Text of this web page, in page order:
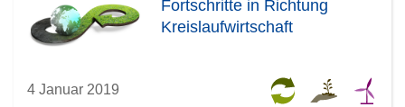
Fortschritte in Richtung
Kreislaufwirtschaft
4 Januar 2019